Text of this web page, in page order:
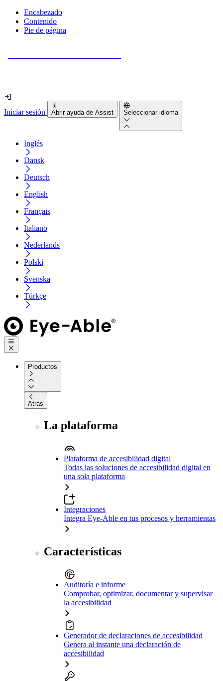
Encabezado
Contenido
Pie de página
Iniciar sesión Abrir ayuda de Assist Seleccionar idioma
Inglés
Dansk
Deutsch
English
Français
Italiano
Nederlands
Polski
Svenska
Türkçe
Productos
Atrás
La plataforma
Plataforma de accesibilidad digital
Todas las soluciones de accesibilidad digital en
una sola plataforma
Integraciones
Integra Eye-Able en tus procesos y herramientas
Características
Auditoría e informe
Comprobar, optimizar, documentar y supervisar
la accesibilidad
Generador de declaraciones de accesibilidad
Genera al instante una declaración de
accesibilidad